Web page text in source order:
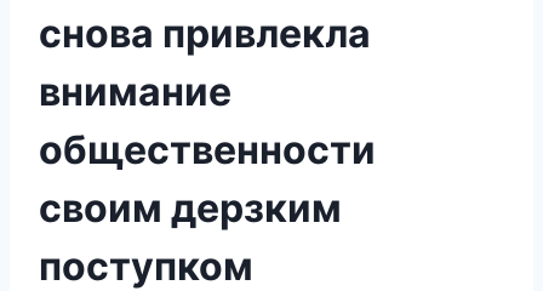
снова привлекла
внимание
общественности
своим дерзким
поступком